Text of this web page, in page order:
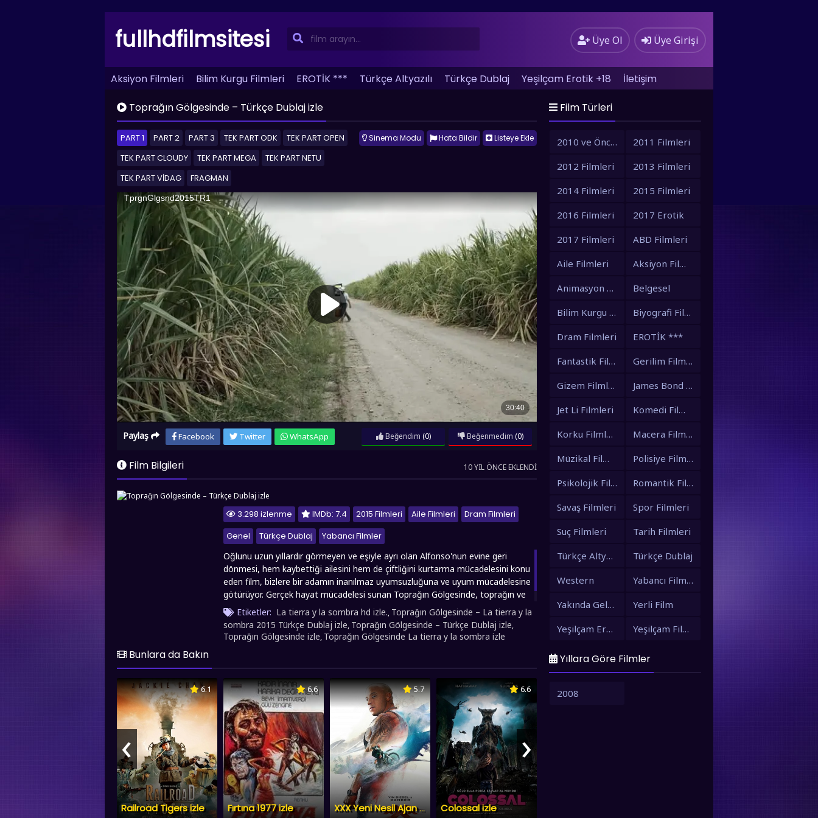
fullhdfilmsitesi Üye Ol Üye Girişi
Aksiyon Filmleri Bilim Kurgu Filmleri EROTİK *** Türkçe Altyazılı Türkçe Dublaj Yeşilçam Erotik +18
İletişim
Profil Düzenle
Türkçe Dublaj Filmler Türkçe Altyazılı Filmler
IMDb En İyiler
En Çok İzlenen Filmler
En Çok Beğenilen Filmler İzleyeceklerim İletişim
Toprağın Gölgesinde – Türkçe Dublaj izle
PART 1 PART 2 PART 3 TEK PART ODK
TEK PART OPEN
TEK PART CLOUDY
TEK PART MEGA
TEK PART NETU
TEK PART VİDAG
FRAGMAN
Listeye Ekle
Hata Bildir
Sinema Modu
Paylaş Facebook Twitter WhatsApp Beğendim (0) Beğenmedim (0)
Film Bilgileri 10 YIL ÖNCE EKLENDI
3.298 izlenme IMDb: 7.4 2015 Filmleri Aile Filmleri
Dram Filmleri
Genel
Türkçe Dublaj
Yabancı Filmler
Oğlunu uzun yıllardır görmeyen ve eşiyle ayrı olan Alfonso'nun evine geri
dönmesi, hem kaybettiği ailesini hem de çiftliğini kurtarma mücadelesini konu
eden film, bizlere bir adamın inanılmaz uyumsuzluğuna ve uyum mücadelesine
götürüyor. Gerçek hayat mücadelesi sunan Toprağın Gölgesinde, toprağın ve
ailenin önemini bizlere çok akıcı ve güzel bir şekilde aktarıyor. İyi seyirler.
Etiketler: La tierra y la sombra hd izle., Toprağın Gölgesinde – La tierra y la
sombra 2015 Türkçe Dublaj izle, Toprağın Gölgesinde – Türkçe Dublaj izle,
Toprağın Gölgesinde izle, Toprağın Gölgesinde La tierra y la sombra izle
Bunlara da Bakın
6.1
Railroad Tigers izle
6.6
Fırtına 1977 izle
5.7
XXX Yeni Nesil Ajan 3 izle
6.6
Colossal izle
‹ ›
Film Türleri
2010 ve Öncesi Filmler
2011 Filmleri
2012 Filmleri
2013 Filmleri
2014 Filmleri
2015 Filmleri
2016 Filmleri
2017 Erotik
2017 Filmleri
ABD Filmleri
Aile Filmleri
Aksiyon Filmleri
Animasyon Filmleri
Belgesel
Bilim Kurgu Filmleri
Biyografi Filmleri
Dram Filmleri
EROTİK ***
Fantastik Filmler
Gerilim Filmleri
Gizem Filmleri
James Bond Serisi
Jet Li Filmleri
Komedi Filmleri
Korku Filmleri
Macera Filmleri
Müzikal Filmler
Polisiye Filmler
Psikolojik Filmler
Romantik Filmler
Savaş Filmleri
Spor Filmleri
Suç Filmleri
Tarih Filmleri
Türkçe Altyazılı
Türkçe Dublaj
Western
Yabancı Filmler
Yakında Gelecek Filmler
Yerli Film
Yeşilçam Erotik +18
Yeşilçam Filmleri
Yıllara Göre Filmler
2008